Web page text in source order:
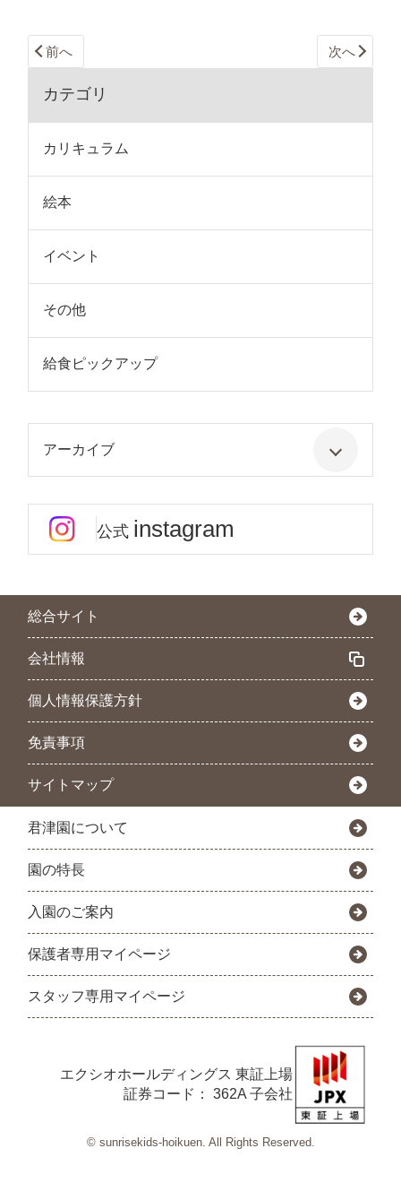
前へ 次へ
カテゴリ
カリキュラム
絵本
イベント
その他
給食ピックアップ
アーカイブ
公式 instagram
総合サイト
会社情報
個人情報保護方針
免責事項
サイトマップ
君津園について
園の特長
入園のご案内
保護者専用マイページ
スタッフ専用マイページ
エクシオホールディングス 東証上場
証券コード： 362A 子会社
© sunrisekids-hoikuen. All Rights Reserved.